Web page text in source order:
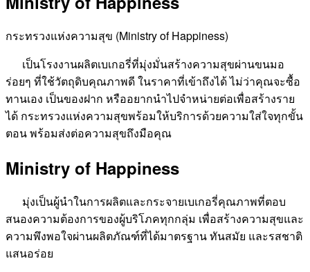
กระทรวงแห่งความสุข (Ministry of Happiness)
เป็นโรงงานผลิตเบเกอรี่ที่มุ่งมั่นสร้างความสุขผ่านขนมอ
ร่อยๆ ที่ใช้วัตถุดิบคุณภาพดี ในราคาที่เข้าถึงได้ ไม่ว่าคุณจะซื้อ
ทานเอง เป็นของฝาก หรืออยากนำไปจำหน่ายต่อเพื่อสร้างราย
ได้ กระทรวงแห่งความสุขพร้อมให้บริการด้วยความใส่ใจทุกขั้น
ตอน พร้อมส่งต่อความสุขถึงมือคุณ
Ministry of Happiness
มุ่งเป็นผู้นำในการผลิตและกระจายเบเกอรี่คุณภาพที่ตอบ
สนองความต้องการของผู้บริโภคทุกกลุ่ม เพื่อสร้างความสุขและ
ความพึงพอใจผ่านผลิตภัณฑ์ที่ได้มาตรฐาน ทันสมัย และรสชาติ
แสนอร่อย